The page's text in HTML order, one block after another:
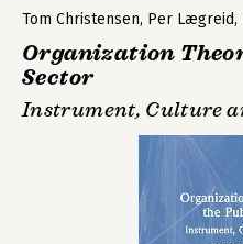
Tom Christensen, Per Lægreid,
Organization
Sector
Instrument, Culture